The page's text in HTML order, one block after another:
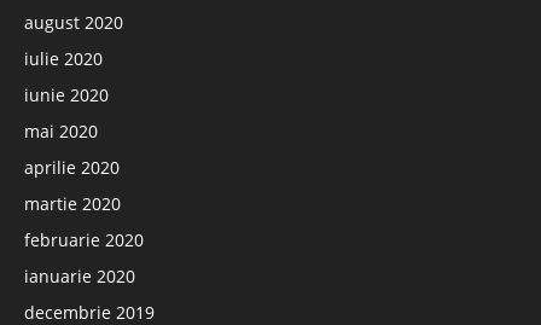
august 2020
iulie 2020
iunie 2020
mai 2020
aprilie 2020
martie 2020
februarie 2020
ianuarie 2020
decembrie 2019